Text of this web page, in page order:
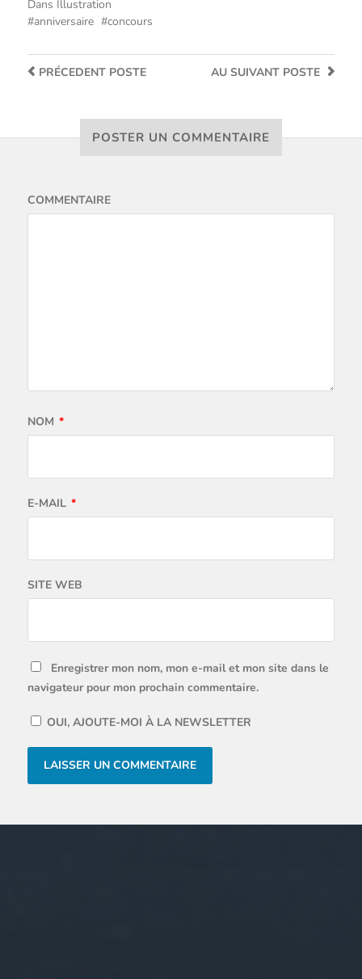
Dans Illustration
anniversaire
concours
AU SUIVANT POSTE
PRÉCEDENTPOSTE
POSTER UN COMMENTAIRE
COMMENTAIRE
NOM *
E-MAIL *
SITE WEB
Enregistrer mon nom, mon e-mail et mon site dans le
navigateur pour mon prochain commentaire.
OUI, AJOUTE-MOI À LA NEWSLETTER